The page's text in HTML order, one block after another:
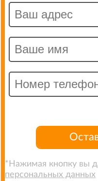
*Нажимая кнопку вы
персональных данных